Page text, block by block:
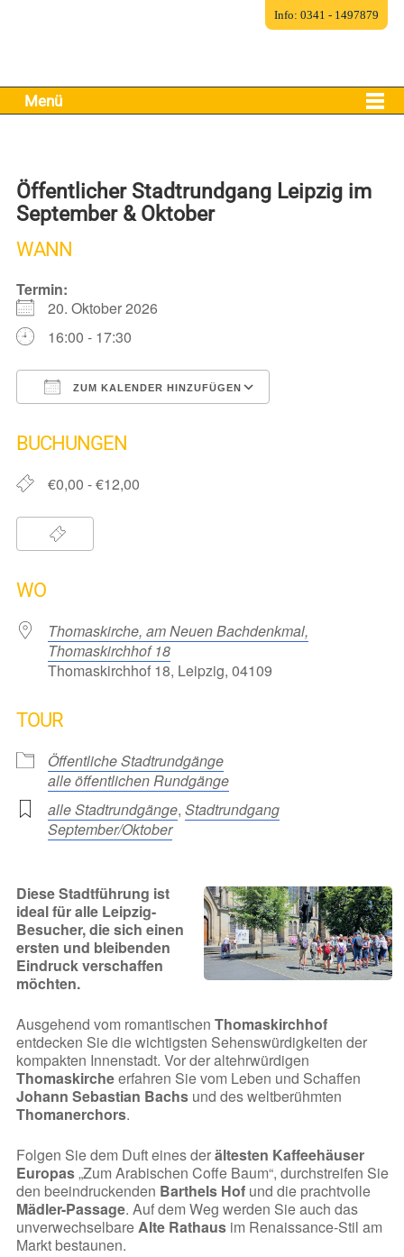
Menü
Öffentlicher Stadtrundgang Leipzig im
September & Oktober
WANN
Termin:
20. Oktober 2026
16:00 - 17:30
ZUM KALENDER HINZUFÜGEN
BUCHUNGEN
€0,00 - €12,00
WO
Thomaskirche, am Neuen Bachdenkmal,
Thomaskirchhof 18
Thomaskirchhof 18, Leipzig, 04109
TOUR
Öffentliche Stadtrundgänge
alle öffentlichen Rundgänge
alle Stadtrundgänge, Stadtrundgang
September/Oktober
Diese Stadtführung ist
ideal für alle Leipzig-
Besucher, die sich einen
ersten und bleibenden
Eindruck verschaffen
möchten.
Ausgehend vom romantischen Thomaskirchhof
entdecken Sie die wichtigsten Sehenswürdigkeiten der
kompakten Innenstadt. Vor der altehrwürdigen
Thomaskircheerfahren Sie vom Leben und Schaffen
Johann Sebastian Bachsund des weltberühmten
Thomanerchors.
Folgen Sie dem Duft eines derältesten Kaffeehäuser
Europas„Zum Arabischen Coffe Baum“, durchstreifen Sie
den beeindruckenden Barthels Hofund die prachtvolle
Mädler-Passage. Auf dem Weg werden Sie auch das
unverwechselbareAlte Rathausim Renaissance-Stil am
Markt bestaunen.
Info: 0341 - 1497879